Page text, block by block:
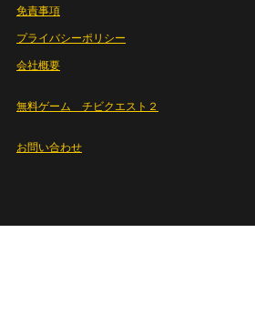
免責事項
プライバシーポリシー
会社概要
無料ゲーム チビクエスト２
お問い合わせ